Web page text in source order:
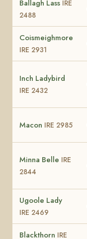
Ballagh Lass IRE
2488
Coismeighmore
IRE 2931
Inch Ladybird
IRE 2432
Macon IRE 2985
Minna Belle IRE
2844
Ugoole Lady
IRE 2469
Blackthorn IRE